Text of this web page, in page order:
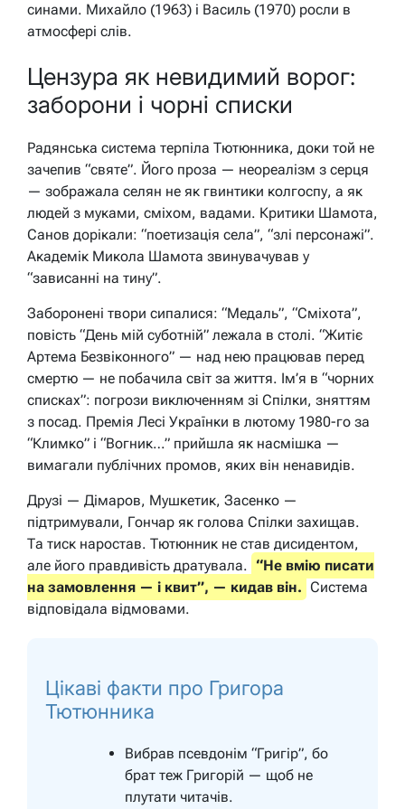
синами. Михайло (1963) і Василь (1970) росли в
атмосфері слів.
Цензура як невидимий ворог:
заборони і чорні списки
Радянська система терпіла Тютюнника, доки той не
зачепив “святе”. Його проза — неореалізм з серця
— зображала селян не як гвинтики колгоспу, а як
людей з муками, сміхом, вадами. Критики Шамота,
Санов дорікали: “поетизація села”, “злі персонажі”.
Академік Микола Шамота звинувачував у
“зависанні на тину”.
Заборонені твори сипалися: “Медаль”, “Сміхота”,
повість “День мій суботній” лежала в столі. “Житіє
Артема Безвіконного” — над нею працював перед
смертю — не побачила світ за життя. Ім’я в “чорних
списках”: погрози виключенням зі Спілки, зняттям
з посад. Премія Лесі Українки в лютому 1980-го за
“Климко” і “Вогник…” прийшла як насмішка —
вимагали публічних промов, яких він ненавидів.
Друзі — Дімаров, Мушкетик, Засенко —
підтримували, Гончар як голова Спілки захищав.
Та тиск наростав. Тютюнник не став дисидентом,
але його правдивість дратувала. “Не вмію писати
на замовлення — і квит”, — кидав він. Система
відповідала відмовами.
Цікаві факти про Григора
Тютюнника
Вибрав псевдонім “Григір”, бо
брат теж Григорій — щоб не
плутати читачів.